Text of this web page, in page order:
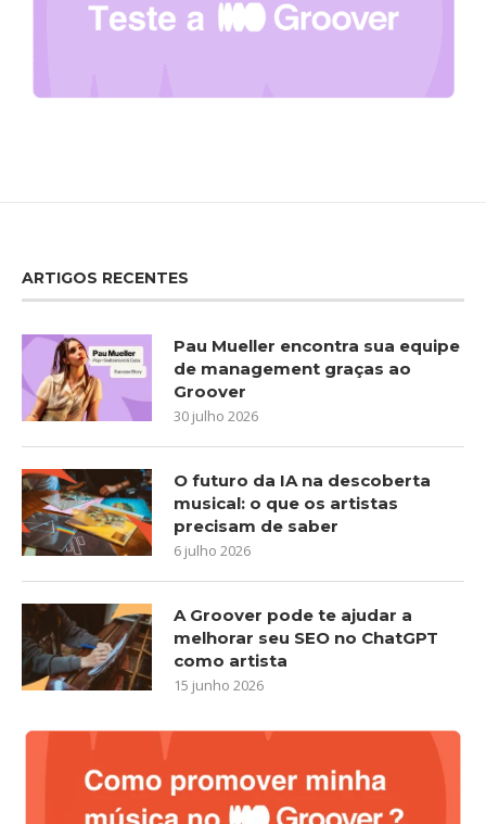
ARTIGOS RECENTES
Pau Mueller encontra sua equipe
de management graças ao
Groover
30 julho 2026
O futuro da IA na descoberta
musical: o que os artistas
precisam de saber
6 julho 2026
A Groover pode te ajudar a
melhorar seu SEO no ChatGPT
como artista
15 junho 2026